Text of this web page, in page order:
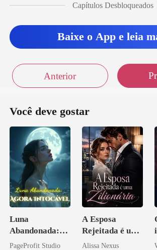
Capítulos Desbloqueados
Baixe o App e leia
Anterior
Você deve gostar
Luna
Abandonada:
Agora Intocável
PageProfit Studio
A Esposa
Rejeitada é uma
Zilionária
Alissa Nexus